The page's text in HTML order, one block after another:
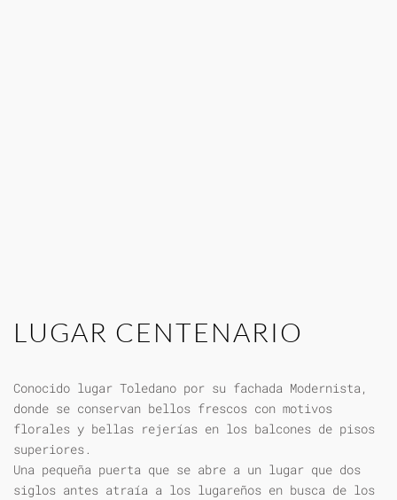
LUGAR CENTENARIO
Conocido lugar Toledano por su fachada Modernista,
donde se conservan bellos frescos con motivos
florales y bellas rejerías en los balcones de pisos
superiores.
Una pequeña puerta que se abre a un lugar que dos
siglos antes atraía a los lugareños en busca de los